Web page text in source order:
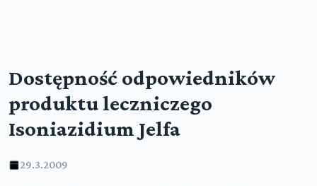
Dostępność odpowiedników
produktu leczniczego
Isoniazidium Jelfa
29.3.2009